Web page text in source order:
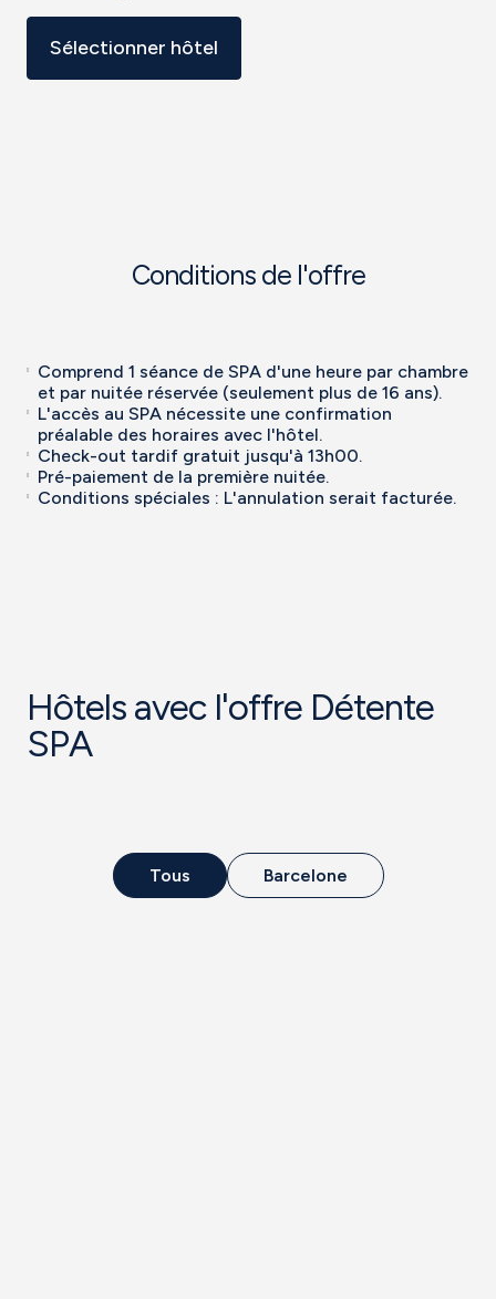
Sélectionner hôtel
Conditions de l'offre
Comprend 1 séance de SPA d'une heure par chambre
et par nuitée réservée (seulement plus de 16 ans).
L'accès au SPA nécessite une confirmation
préalable des horaires avec l'hôtel.
Check-out tardif gratuit jusqu'à 13h00.
Pré-paiement de la première nuitée.
Conditions spéciales : L'annulation serait facturée.
Hôtels avec l'offre Détente
SPA
Barcelone
Tous